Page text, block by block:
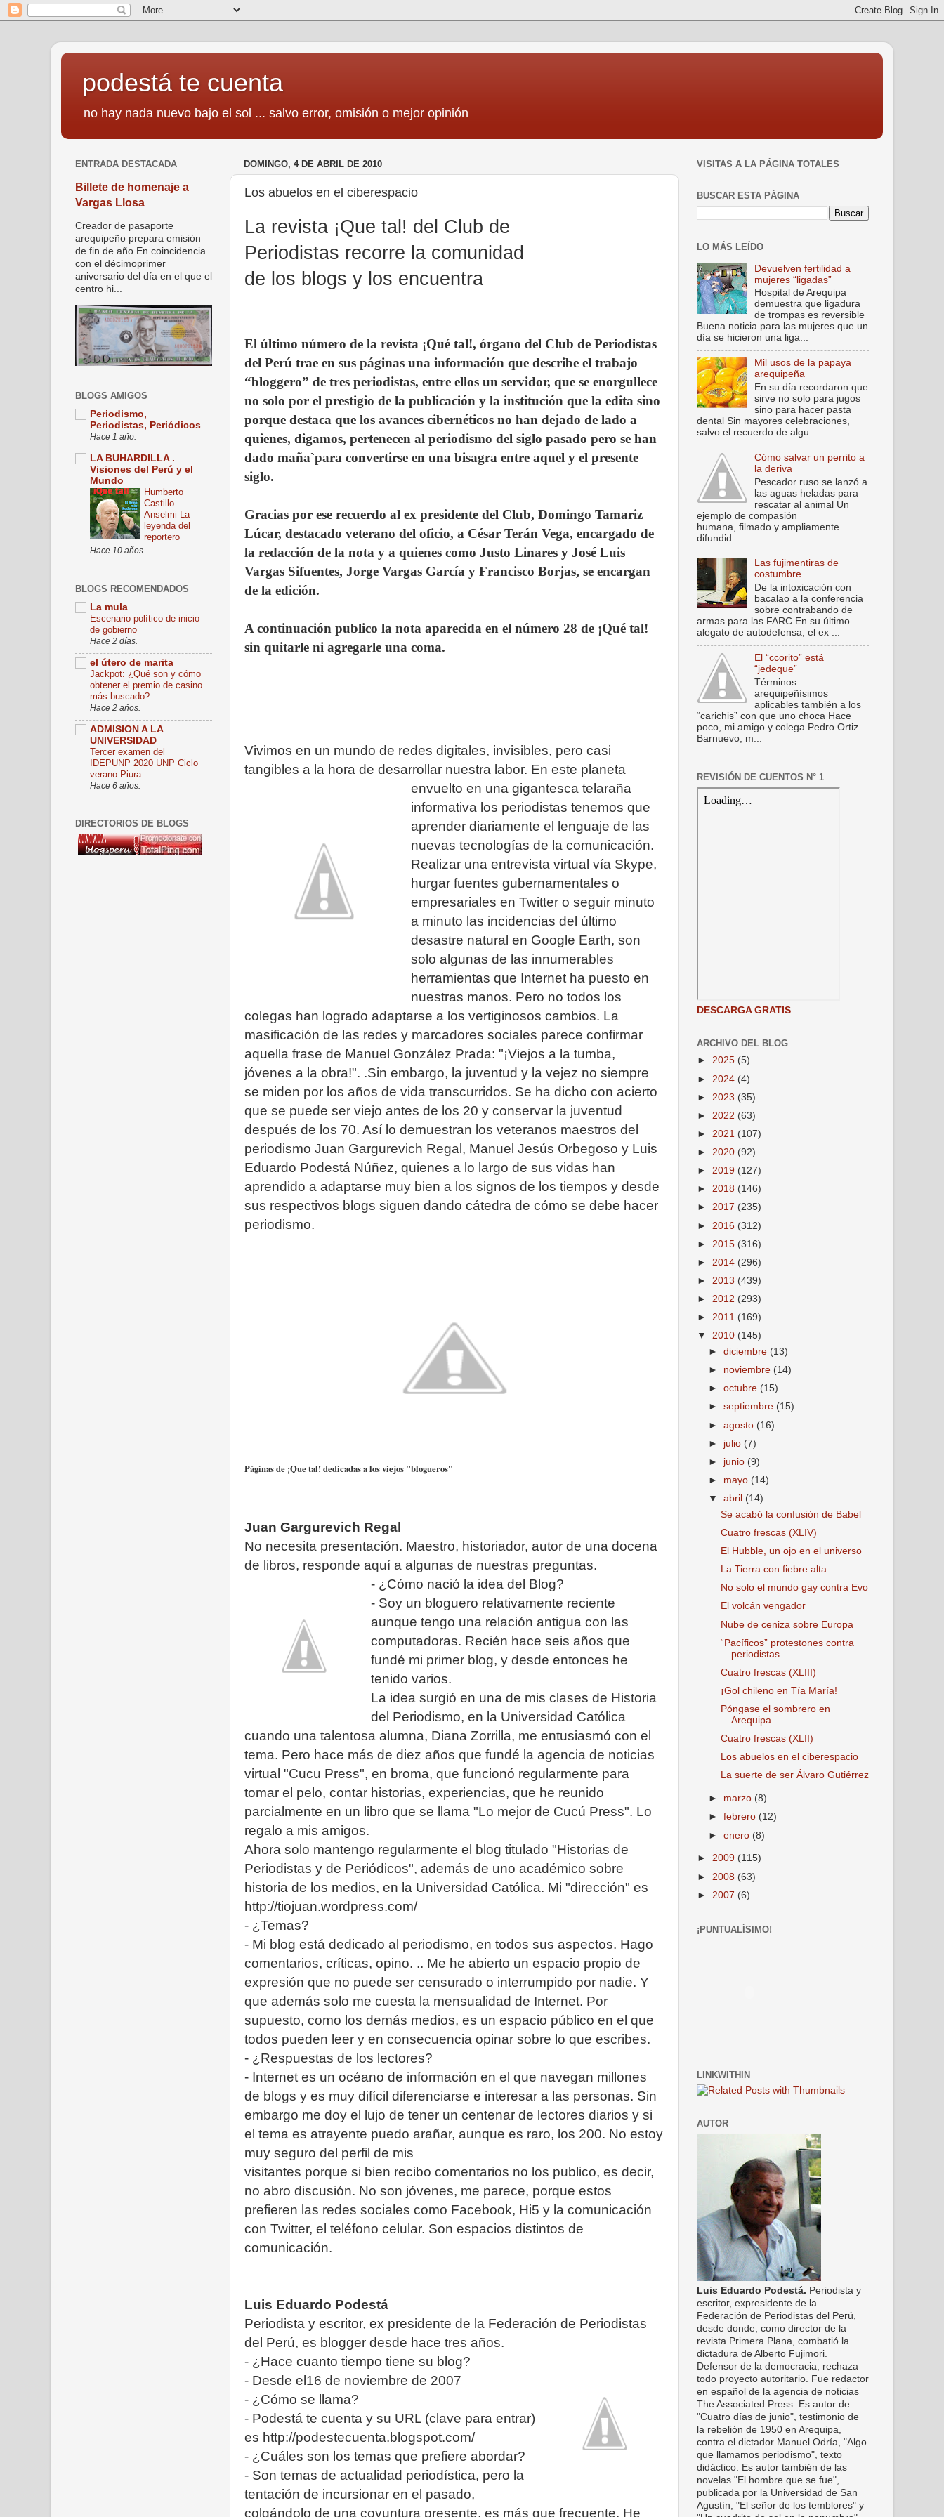
podestá te cuenta
no hay nada nuevo bajo el sol ... salvo error, omisión o mejor opinión
DOMINGO, 4 DE ABRIL DE 2010
Los abuelos en el ciberespacio
La revista ¡Que tal! del Club de
Periodistas recorre la comunidad
de los blogs y los encuentra
El último número de la revista ¡Qué tal!, órgano del Club de Periodistas
del Perú trae en sus páginas una información que describe el trabajo
“bloggero” de tres periodistas, entre ellos un servidor, que se enorgullece
no solo por el prestigio de la publicación y la institución que la edita sino
porque destaca que los avances cibernéticos no han dejado de lado a
quienes, digamos, pertenecen al periodismo del siglo pasado pero se han
dado maña`para convertirse en una bisagra entre aquel y el presente
siglo.
Gracias por ese recuerdo al ex presidente del Club, Domingo Tamariz
Lúcar, destacado veterano del oficio, a César Terán Vega, encargado de
la redacción de la nota y a quienes como Justo Linares y José Luis
Vargas Sifuentes, Jorge Vargas García y Francisco Borjas, se encargan
de la edición.
A continuación publico la nota aparecida en el número 28 de ¡Qué tal!
sin quitarle ni agregarle una coma.
Vivimos en un mundo de redes digitales, invisibles, pero casi
tangibles a la hora de desarrollar nuestra labor. En este planeta
envuelto en una gigantesca telaraña
informativa los periodistas tenemos que
aprender diariamente el lenguaje de las
nuevas tecnologías de la comunicación.
Realizar una entrevista virtual vía Skype,
hurgar fuentes gubernamentales o
empresariales en Twitter o seguir minuto
a minuto las incidencias del último
desastre natural en Google Earth, son
solo algunas de las innumerables
herramientas que Internet ha puesto en
nuestras manos. Pero no todos los
colegas han logrado adaptarse a los vertiginosos cambios. La
masificación de las redes y marcadores sociales parece confirmar
aquella frase de Manuel González Prada: "¡Viejos a la tumba,
jóvenes a la obra!". .Sin embargo, la juventud y la vejez no siempre
se miden por los años de vida transcurridos. Se ha dicho con acierto
que se puede ser viejo antes de los 20 y conservar la juventud
después de los 70. Así lo demuestran los veteranos maestros del
periodismo Juan Gargurevich Regal, Manuel Jesús Orbegoso y Luis
Eduardo Podestá Núñez, quienes a lo largo de sus vidas han
aprendido a adaptarse muy bien a los signos de los tiempos y desde
sus respectivos blogs siguen dando cátedra de cómo se debe hacer
periodismo.
Páginas de ¡Que tal! dedicadas a los viejos "blogueros"
Juan Gargurevich Regal
No necesita presentación. Maestro, historiador, autor de una docena
de libros, responde aquí a algunas de nuestras preguntas.
- ¿Cómo nació la idea del Blog?
- Soy un bloguero relativamente reciente
aunque tengo una relación antigua con las
computadoras. Recién hace seis años que
fundé mi primer blog, y desde entonces he
tenido varios.
La idea surgió en una de mis clases de Historia
del Periodismo, en la Universidad Católica
cuando una talentosa alumna, Diana Zorrilla, me entusiasmó con el
tema. Pero hace más de diez años que fundé la agencia de noticias
virtual "Cucu Press", en broma, que funcionó regularmente para
tomar el pelo, contar historias, experiencias, que he reunido
parcialmente en un libro que se llama "Lo mejor de Cucú Press". Lo
regalo a mis amigos.
Ahora solo mantengo regularmente el blog titulado "Historias de
Periodistas y de Periódicos", además de uno académico sobre
historia de los medios, en la Universidad Católica. Mi "dirección" es
http://tiojuan.wordpress.com/
- ¿Temas?
- Mi blog está dedicado al periodismo, en todos sus aspectos. Hago
comentarios, críticas, opino. .. Me he abierto un espacio propio de
expresión que no puede ser censurado o interrumpido por nadie. Y
que además solo me cuesta la mensualidad de Internet. Por
supuesto, como los demás medios, es un espacio público en el que
todos pueden leer y en consecuencia opinar sobre lo que escribes.
- ¿Respuestas de los lectores?
- Internet es un océano de información en el que navegan millones
de blogs y es muy difícil diferenciarse e interesar a las personas. Sin
embargo me doy el lujo de tener un centenar de lectores diarios y si
el tema es atrayente puedo arañar, aunque es raro, los 200. No estoy
muy seguro del perfil de mis
visitantes porque si bien recibo comentarios no los publico, es decir,
no abro discusión. No son jóvenes, me parece, porque estos
prefieren las redes sociales como Facebook, Hi5 y la comunicación
con Twitter, el teléfono celular. Son espacios distintos de
comunicación.
Luis Eduardo Podestá
Periodista y escritor, ex presidente de la Federación de Periodistas
del Perú, es blogger desde hace tres años.
- ¿Hace cuanto tiempo tiene su blog?
- Desde el16 de noviembre de 2007
- ¿Cómo se llama?
- Podestá te cuenta y su URL (clave para entrar)
es http://podestecuenta.blogspot.com/
- ¿Cuáles son los temas que prefiere abordar?
- Son temas de actualidad periodística, pero la
tentación de incursionar en el pasado,
colgándolo de una coyuntura presente, es más que frecuente. He
ENTRADA DESTACADA
Billete de homenaje a
Vargas Llosa
Creador de pasaporte
arequipeño prepara emisión
de fin de año En coincidencia
con el décimoprimer
aniversario del día en el que el
centro hi...
BLOGS AMIGOS
Periodismo,
Periodistas, Periódicos
Hace 1 año.
LA BUHARDILLA .
Visiones del Perú y el
Mundo
Humberto
Castillo
Anselmi La
leyenda del
reportero
Hace 10 años.
BLOGS RECOMENDADOS
La mula
Escenario político de inicio
de gobierno
Hace 2 días.
el útero de marita
Jackpot: ¿Qué son y cómo
obtener el premio de casino
más buscado?
Hace 2 años.
ADMISION A LA
UNIVERSIDAD
Tercer examen del
IDEPUNP 2020 UNP Ciclo
verano Piura
Hace 6 años.
DIRECTORIOS DE BLOGS
VISITAS A LA PÁGINA TOTALES
BUSCAR ESTA PÁGINA
LO MÁS LEÍDO
Devuelven fertilidad a
mujeres “ligadas”
Hospital de Arequipa
demuestra que ligadura
de trompas es reversible
Buena noticia para las mujeres que un
día se hicieron una liga...
Mil usos de la papaya
arequipeña
En su día recordaron que
sirve no solo para jugos
sino para hacer pasta
dental Sin mayores celebraciones,
salvo el recuerdo de algu...
Cómo salvar un perrito a
la deriva
Pescador ruso se lanzó a
las aguas heladas para
rescatar al animal Un
ejemplo de compasión
humana, filmado y ampliamente
difundid...
Las fujimentiras de
costumbre
De la intoxicación con
bacalao a la conferencia
sobre contrabando de
armas para las FARC En su último
alegato de autodefensa, el ex ...
El “ccorito” está
“jedeque”
Términos
arequipeñísimos
aplicables también a los
“carichis” con que uno choca Hace
poco, mi amigo y colega Pedro Ortiz
Barnuevo, m...
REVISIÓN DE CUENTOS N° 1
DESCARGA GRATIS
ARCHIVO DEL BLOG
► 2025 (5)
► 2024 (4)
► 2023 (35)
► 2022 (63)
► 2021 (107)
► 2020 (92)
► 2019 (127)
► 2018 (146)
► 2017 (235)
► 2016 (312)
► 2015 (316)
► 2014 (296)
► 2013 (439)
► 2012 (293)
► 2011 (169)
▼ 2010 (145)
►diciembre (13)
► noviembre (14)
►octubre (15)
►septiembre (15)
►agosto (16)
► julio (7)
► junio (9)
► mayo (14)
▼abril (14)
Se acabó la confusión de Babel
Cuatro frescas (XLIV)
El Hubble, un ojo en el universo
La Tierra con fiebre alta
No solo el mundo gay contra Evo
El volcán vengador
Nube de ceniza sobre Europa
“Pacíficos” protestones contra
periodistas
Cuatro frescas (XLIII)
¡Gol chileno en Tía María!
Póngase el sombrero en
Arequipa
Cuatro frescas (XLII)
Los abuelos en el ciberespacio
La suerte de ser Álvaro Gutiérrez
► marzo (8)
►febrero (12)
►enero (8)
► 2009 (115)
► 2008 (63)
► 2007 (6)
¡PUNTUALÍSIMO!
LINKWITHIN
AUTOR
Luis Eduardo Podestá. Periodista y
escritor, expresidente de la
Federación de Periodistas del Perú,
desde donde, como director de la
revista Primera Plana, combatió la
dictadura de Alberto Fujimori.
Defensor de la democracia, rechaza
todo proyecto autoritario. Fue redactor
en español de la agencia de noticias
The Associated Press. Es autor de
"Cuatro días de junio", testimonio de
la rebelión de 1950 en Arequipa,
contra el dictador Manuel Odría, "Algo
que llamamos periodismo", texto
didáctico. Es autor también de las
novelas "El hombre que se fue",
publicada por la Universidad de San
Agustín, "El señor de los temblores" y